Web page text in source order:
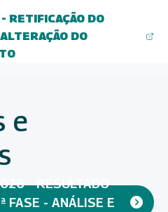
DO
DO
e
- RESULTADO
FASE - ANÁLISE E